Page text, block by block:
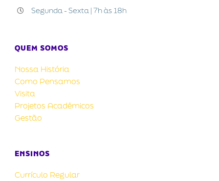
Segunda - Sexta | 7h às 18h
QUEM SOMOS
Nossa História
Como Pensamos
Visita
Projetos Acadêmicos
Gestão
ENSINOS
Currículo Regular